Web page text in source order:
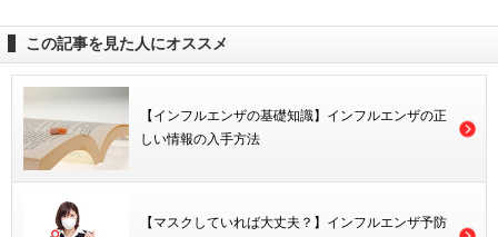
この記事を見た人にオススメ
【インフルエンザの基礎知識】インフルエンザの正
しい情報の入手方法
【マスクしていれば大丈夫？】インフルエンザ予防